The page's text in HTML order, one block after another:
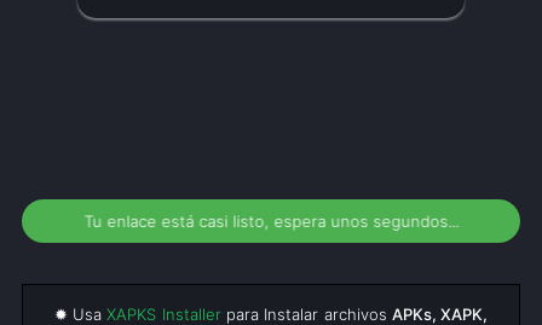
Tu enlace está casi listo, espera unos segundos...
✹ UsaXAPKS Installerpara Instalar archivos APKs, XAPK,